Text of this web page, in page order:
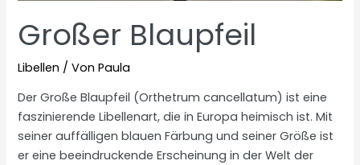
Großer Blaupfeil
Libellen / VonPaula
Der Große Blaupfeil (Orthetrum cancellatum) ist eine
faszinierende Libellenart, die in Europa heimisch ist. Mit
seiner auffälligen blauen Färbung und seiner Größe ist
er eine beeindruckende Erscheinung in der Welt der